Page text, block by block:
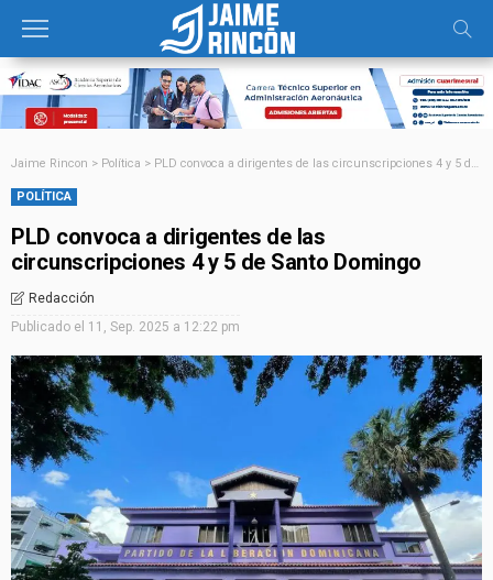
Jaime Rincon > Política > PLD convoca a dirigentes de las circunscripciones 4 y 5 de Santo Domingo
POLÍTICA
PLD convoca a dirigentes de las
circunscripciones 4 y 5 de Santo Domingo
Redacción
Publicado el 11, Sep. 2025 a 12:22 pm